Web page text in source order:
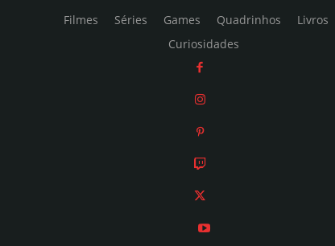
Filmes Séries Games Quadrinhos
Livros
Curiosidades